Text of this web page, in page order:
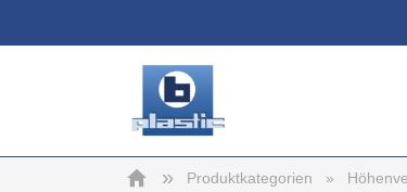
b-
Startseite
» Produktkategorien »